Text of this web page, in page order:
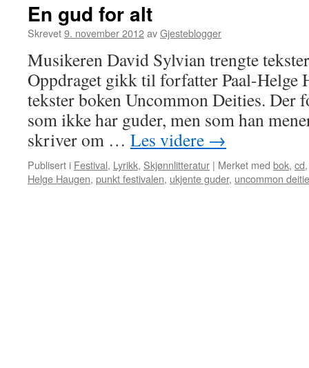
En gud for alt
Skrevet9. november 2012avGjesteblogger
Musikeren David Sylvian trengte
Oppdraget gikk til forfatter Paal-Helge
tekster boken Uncommon Deities. Der
som ikke har guder, men som han
skriver om … Les videre →
Publisert i Festival, Lyrikk, Skjønnlitteratur | Merket med bok, cd
Helge Haugen, punkt festivalen, ukjente guder, uncommon